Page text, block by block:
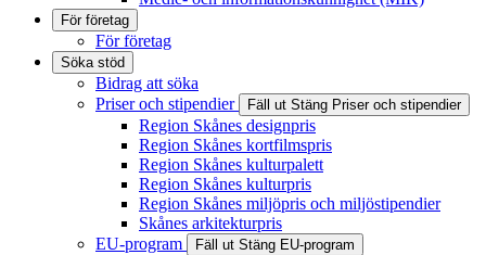
För företag
För företag
Söka stöd
Bidrag att söka
Priser och stipendier
Fäll ut Stäng Priser och stipendier
Region Skånes designpris
Region Skånes kortfilmspris
Region Skånes kulturpalett
Region Skånes kulturpris
Region Skånes miljöpris och miljöstipendier
Skånes arkitekturpris
EU-program
Fäll ut Stäng EU-program